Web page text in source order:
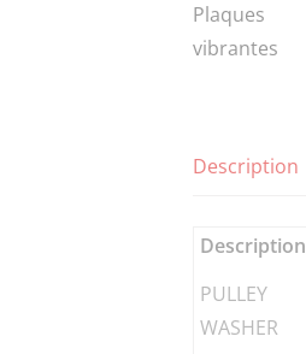
Plaques
vibrantes
Description
Description
PULLEY
WASHER